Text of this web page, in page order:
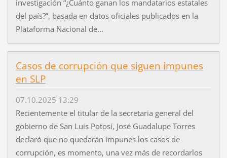
investigación “¿Cuánto ganan los mandatarios estatales
del país?”, basada en datos oficiales publicados en la
Plataforma Nacional de...
Casos de corrupción que siguen impunes
en SLP
07.10.2025 13:29
Recientemente el titular de la secretaria general del
gobierno de San Luis Potosí, José Guadalupe Torres
declaró que no quedarán impunes los casos de
corrupción, es momento, una vez más de recordarlos